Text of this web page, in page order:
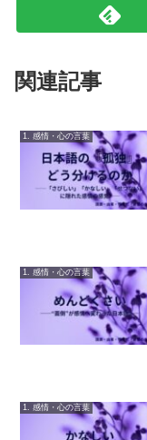
関連記事
1. 感情・心の言葉
1. 感情・心の言葉
1. 感情・心の言葉